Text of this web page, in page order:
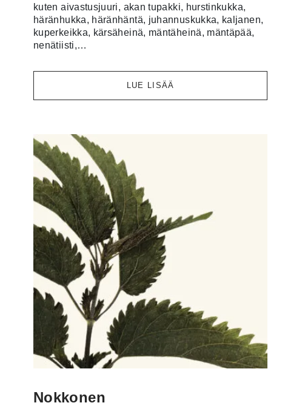
kuten aivastusjuuri, akan tupakki, hurstinkukka,
häränhukka, häränhäntä, juhannuskukka, kaljanen,
kuperkeikka, kärsäheinä, mäntäheinä, mäntäpää,
nenätiisti,…
LUE LISÄÄ
Nokkonen